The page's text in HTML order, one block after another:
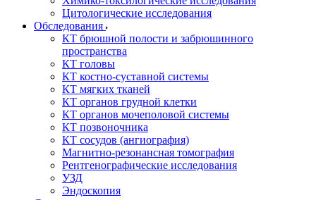
Цитологические исследования
Обследования
КТ брюшной полости и забрюшинного
пространства
КТ головы
КТ костно-суставной системы
КТ мягких тканей
КТ органов грудной клетки
КТ органов мочеполовой системы
КТ позвоночника
КТ сосудов (ангиография)
Магнитно-резонансная томография
Рентгенографические исследования
УЗД
Эндоскопия